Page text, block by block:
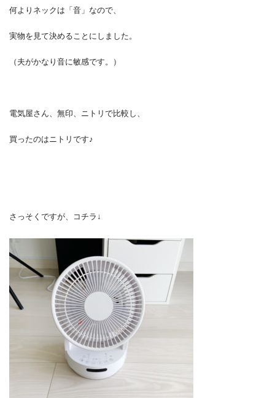
何よりネックは「音」なので、
実物を見て決めることにしました。
（夫がかなり音に敏感です。）
電気屋さん、無印、ニトリで比較し、
買ったのはニトリです♪
さっそくですが、コチラ↓